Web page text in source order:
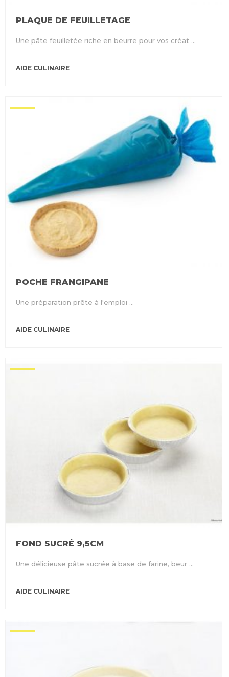
PLAQUE DE FEUILLETAGE
Une pâte feuilletée riche en beurre pour vos créat ...
AIDE CULINAIRE
POCHE FRANGIPANE
Une préparation prête à l'emploi ...
AIDE CULINAIRE
FOND SUCRÉ 9,5CM
Une délicieuse pâte sucrée à base de farine, beur ...
AIDE CULINAIRE